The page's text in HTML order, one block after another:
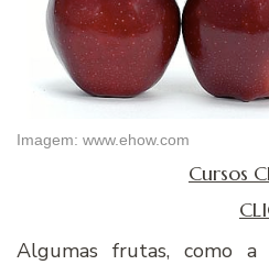
Imagem: www.ehow.com
Cursos
Algumas frutas, como a